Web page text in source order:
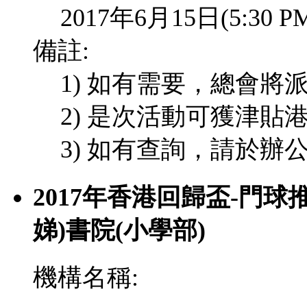
2017年6月15日(5:30
備註:
1) 如有需要，總會將
2) 是次活動可獲津貼
3) 如有查詢，請於辦
2017年香港回歸盃-門球
娣)書院(小學部)
機構名稱: